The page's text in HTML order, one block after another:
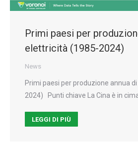
Primi paesi per
elettricità (1985-2024)
News
Primi paesi per produzione annua
2024) Punti chiave La Cina è in
LEGGI DI PIÙ